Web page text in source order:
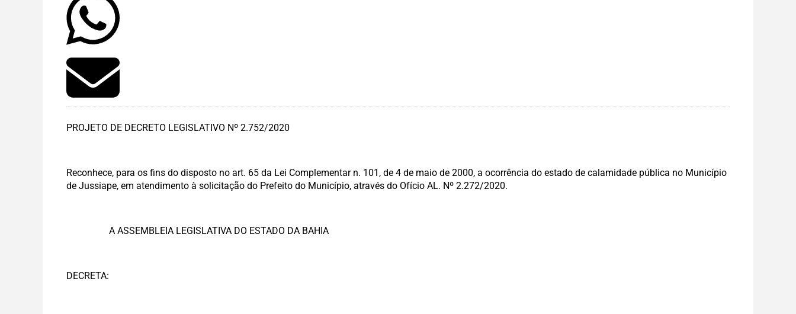
PROJETO DE DECRETO LEGISLATIVO Nº 2.752/2020
Reconhece, para os fins do disposto no art. 65 da Lei Complementar n. 101, de 4 de maio de 2000, a ocorrência do estado de calamidade pública no Município
de Jussiape, em atendimento à solicitação do Prefeito do Município, através do Ofício AL. Nº 2.272/2020.
A ASSEMBLEIA LEGISLATIVA DO ESTADO DA BAHIA
DECRETA: